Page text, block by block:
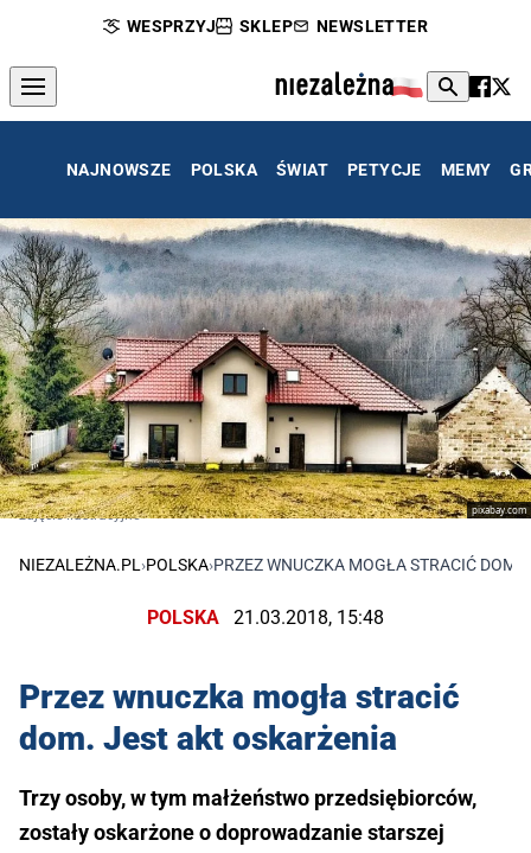
WESPRZYJ SKLEP NEWSLETTER
NAJNOWSZE POLSKA ŚWIAT PETYCJE MEMY
pixabay.com
zdjęcie ilustracyjne
NIEZALEŻNA.PL ›POLSKA›PRZEZ WNUCZKA MOGŁA STRACIĆ DOM.
POLSKA 21.03.2018, 15:48
Przez wnuczka mogła stracić
dom. Jest akt oskarżenia
Trzy osoby, w tym małżeństwo przedsiębiorców,
zostały oskarżone o doprowadzanie starszej